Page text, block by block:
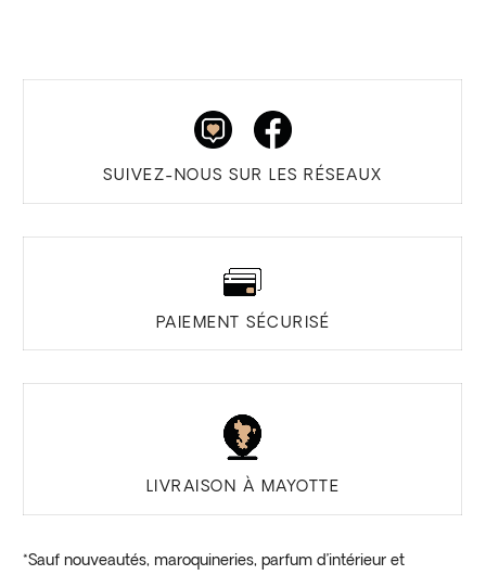
SUIVEZ-NOUS SUR LES RÉSEAUX
PAIEMENT SÉCURISÉ
LIVRAISON À MAYOTTE
*Sauf nouveautés, maroquineries, parfum d’intérieur et